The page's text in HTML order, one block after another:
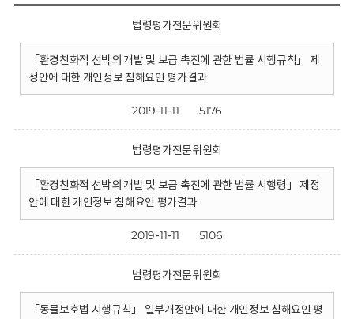
법령평가전문위원회
「환경친화적 선박의 개발 및 보급 촉진에 관한 법률 시행규칙」 제
정안에 대한 개인정보 침해요인 평가결과
2019-11-11 5176
법령평가전문위원회
「환경친화적 선박의 개발 및 보급 촉진에 관한 법률 시행령」 제정
안에 대한 개인정보 침해요인 평가결과
2019-11-11 5106
법령평가전문위원회
「동물보호법 시행규칙」 일부개정안에 대한 개인정보 침해요인 평